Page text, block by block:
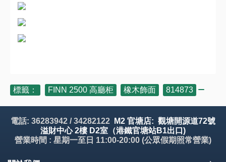
標籤： FINN 2500 高廳柜 橡木飾面 814873
電話: 36283942 / 34282122
M2 官塘店: 觀塘開源道72號
溢財中心 2樓 D2室（港鐵官塘站B1出口)
營業時間 : 星期一至日 11:00-20:00 (公眾假期照常營業)